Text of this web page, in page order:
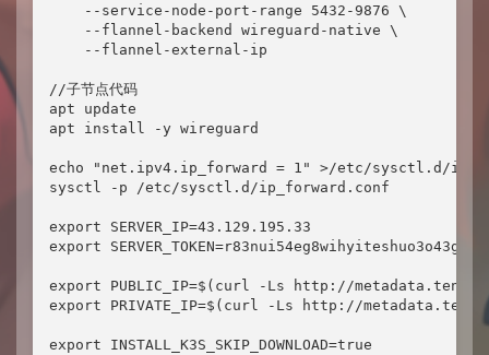
    --service-node-port-range 5432-9876 \
    --flannel-backend wireguard-native \
    --flannel-external-ip
//子节点代码
apt update
apt install -y wireguard
echo "net.ipv4.ip_forward = 1" >/etc/sysctl.d/
sysctl -p /etc/sysctl.d/ip_forward.conf
export SERVER_IP=43.129.195.33
export
export PUBLIC_IP=$(curl -Ls http://
export PRIVATE_IP=$(curl -Ls http://
export INSTALL_K3S_SKIP_DOWNLOAD=true